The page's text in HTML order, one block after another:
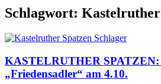
Schlagwort: Kastelruther
KASTELRUTHER SPATZEN:
„Friedensadler“ am 4.10.